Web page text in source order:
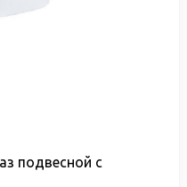
подвесной с